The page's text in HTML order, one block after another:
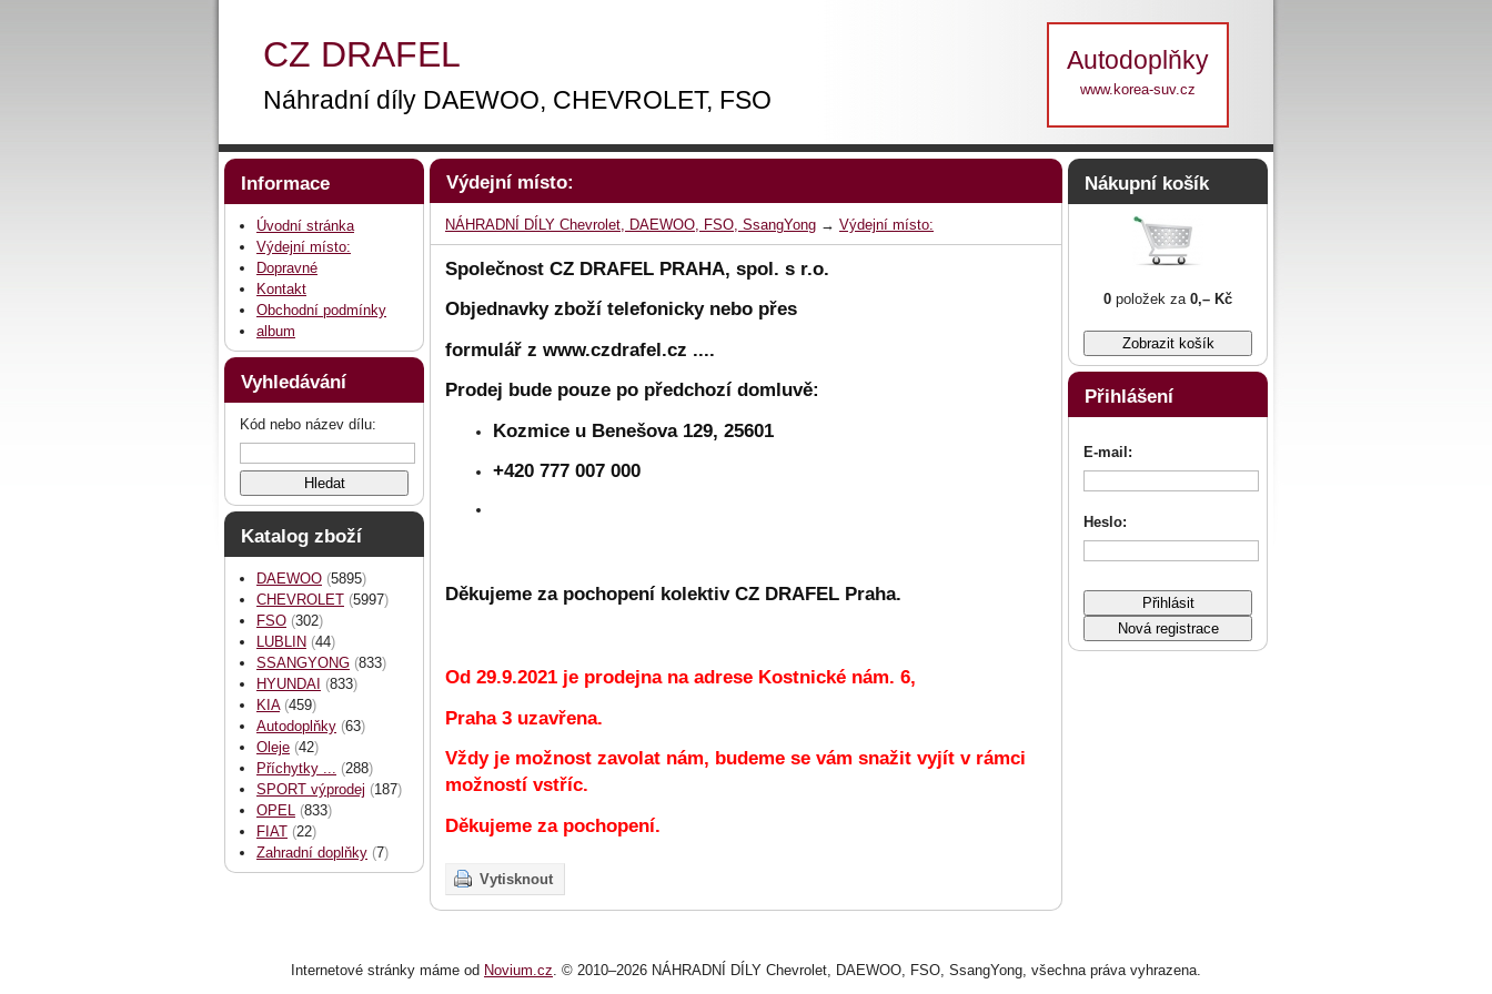
Informace
Úvodní stránka
Výdejní místo:
Dopravné
Kontakt
Obchodní podmínky
album
Vyhledávání
Kód nebo název dílu:
Katalog zboží
DAEWOO (5895)
CHEVROLET (5997)
FSO (302)
LUBLIN (44)
SSANGYONG (833)
HYUNDAI (833)
KIA (459)
Autodoplňky (63)
Oleje (42)
Příchytky ... (288)
SPORT výprodej (187)
OPEL (833)
FIAT (22)
Zahradní doplňky (7)
Výdejní místo:
NÁHRADNÍ DÍLY Chevrolet, DAEWOO, FSO, SsangYong → Výdejní místo:
Společnost CZ DRAFEL PRAHA, spol. s r.o.
Objednavky zboží telefonicky nebo přes
formulář z www.czdrafel.cz ....
Prodej bude pouze po předchozí domluvě:
Kozmice u Benešova 129, 25601
+420 777 007 000
Děkujeme za pochopení kolektiv CZ DRAFEL Praha.
Od 29.9.2021 je prodejna na adrese Kostnické nám. 6,
Praha 3 uzavřena.
Vždy je možnost zavolat nám, budeme se vám snažit vyjít v rámci
možností vstříc.
Děkujeme za pochopení.
Vytisknout
Nákupní košík
0 položek za 0,– Kč
Přihlášení
E-mail:
Heslo:
Internetové stránky máme od Novium.cz . © 2010–2026 NÁHRADNÍ DÍLY Chevrolet, DAEWOO, FSO, SsangYong, všechna práva vyhrazena.
CZ DRAFEL
Náhradní díly DAEWOO, CHEVROLET, FSO
Autodoplňky
www.korea-suv.cz